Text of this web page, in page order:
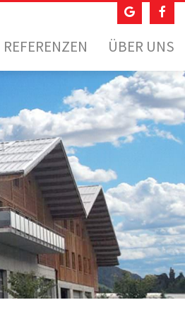
REFERENZEN ÜBER UNS